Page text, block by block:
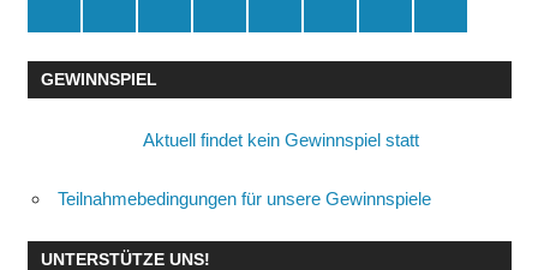
GEWINNSPIEL
Aktuell findet kein Gewinnspiel statt
Teilnahmebedingungen für unsere Gewinnspiele
UNTERSTÜTZE UNS!